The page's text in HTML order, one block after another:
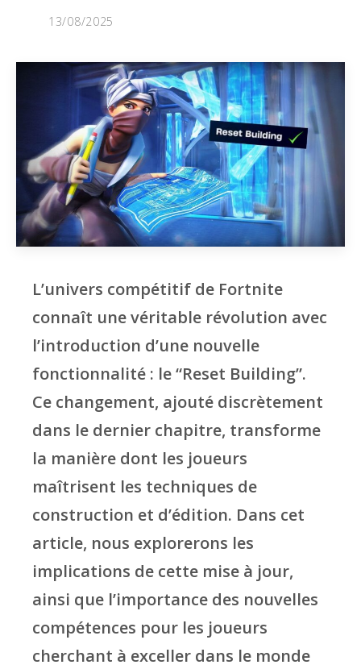
13/08/2025
L’univers compétitif de Fortnite
connaît une véritable révolution avec
l’introduction d’une nouvelle
fonctionnalité : le “Reset Building”.
Ce changement, ajouté discrètement
dans le dernier chapitre, transforme
la manière dont les joueurs
maîtrisent les techniques de
construction et d’édition. Dans cet
article, nous explorerons les
implications de cette mise à jour,
ainsi que l’importance des nouvelles
compétences pour les joueurs
cherchant à exceller dans le monde